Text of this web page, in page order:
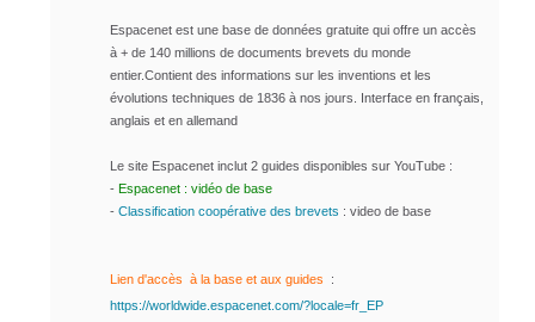
Espacenet est une base de données gratuite qui offre un accès
à + de 140 millions de documents brevets du monde
entier.Contient des informations sur les inventions et les
évolutions techniques de 1836 à nos jours. Interface en français,
anglais et en allemand
Le site Espacenet inclut 2 guides disponibles sur YouTube :
- Espacenet : vidéo de base
- Classification coopérative des brevets : video de base
Lien d'accès à la base et aux guides :
https://worldwide.espacenet.com/?locale=fr_EP